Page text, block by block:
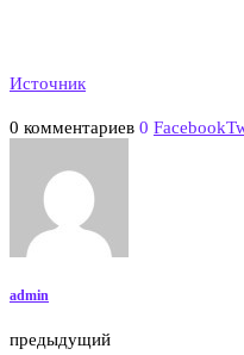
Источник
0 комментариев 0 Facebook
admin
предыдущий